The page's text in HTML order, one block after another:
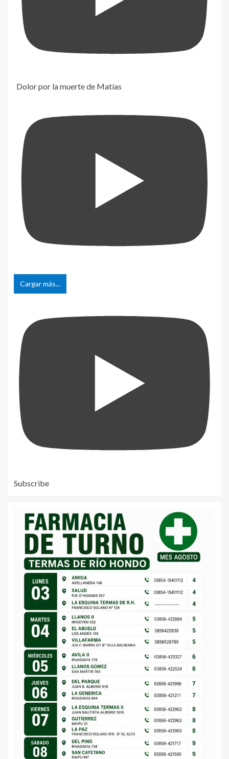
Dolor por la muerte de Matías
Cargar más...
Subscribe